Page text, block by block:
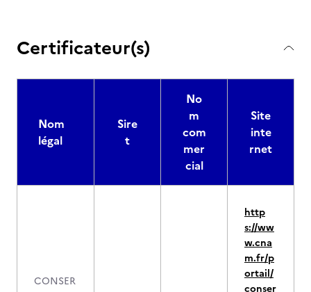
Certificateur(s)
Nom
légal
Sire
t
No
m
com
mer
cial
Site
inte
rnet
CONSER
http
s://ww
w.cna
m.fr/p
ortail/
conser